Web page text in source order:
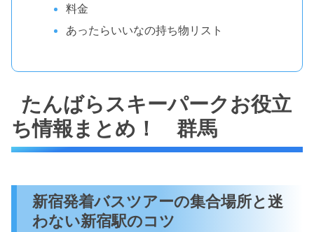
料金
あったらいいなの持ち物リスト
たんばらスキーパークお役立
ち情報まとめ！ 群馬
新宿発着バスツアーの集合場所と迷
わない新宿駅のコツ